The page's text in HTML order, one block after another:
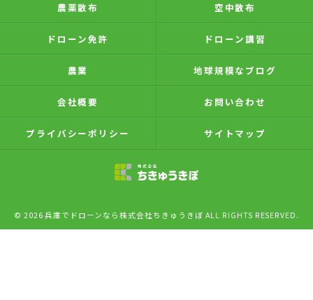
農薬散布 空中散布
ドローン免許 ドローン講習
農業 地球規模なブログ
会社概要 お問い合わせ
プライバシーポリシー サイトマップ
© 2026 兵庫でドローンなら株式会社ちきゅうきぼ ALL RIGHTS RESERVED.